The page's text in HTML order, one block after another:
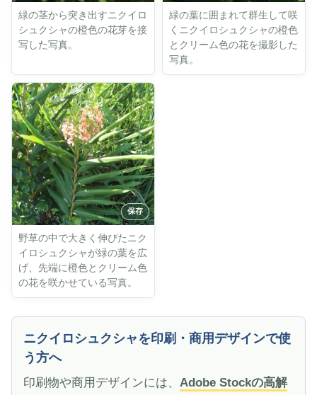
緑の茎から突き出すニクイロ
シュクシャの橙色の花芽を接
写した写真。
緑の葉に囲まれて群生して咲
くニクイロシュクシャの橙色
とクリーム色の花を撮影した
写真。
野草の中で大きく伸びたニク
イロシュクシャが緑の葉を広
げ、先端に橙色とクリーム色
の花を咲かせている写真。
ニクイロシュクシャを印刷・商用デザインで使
う方へ
印刷物や商用デザインには、 Adobe Stockの高解